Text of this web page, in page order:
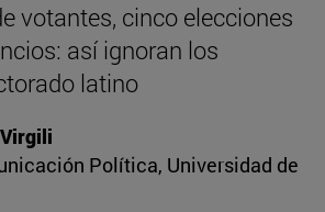
votantes, cinco elecciones
así ignoran los
latino
Política, Universidad de